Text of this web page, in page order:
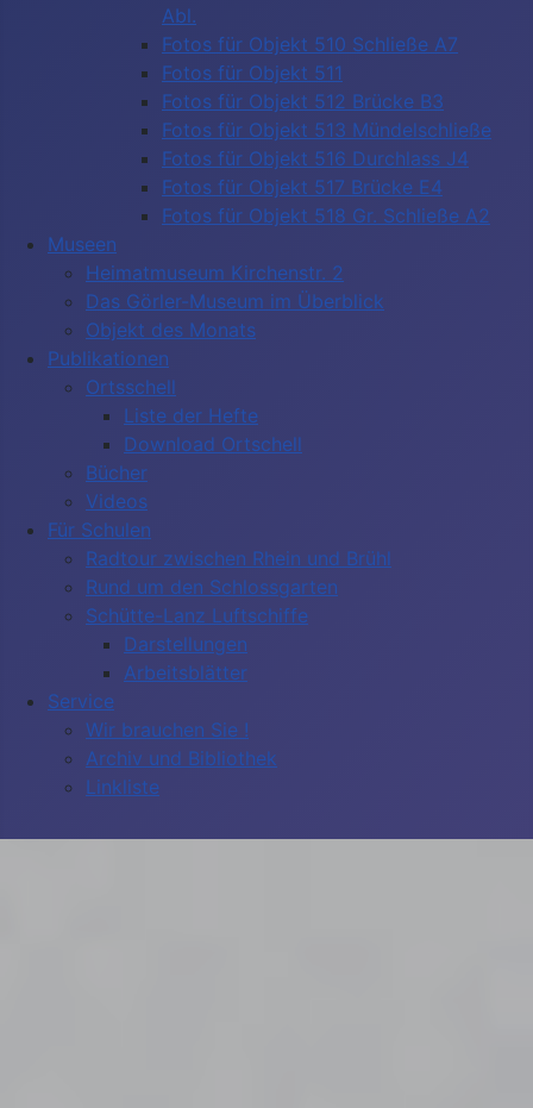
Abl.
Fotos für Objekt 510 Schließe A7
Fotos für Objekt 511
Fotos für Objekt 512 Brücke B3
Fotos für Objekt 513 Mündelschließe
Fotos für Objekt 516 Durchlass J4
Fotos für Objekt 517 Brücke E4
Fotos für Objekt 518 Gr. Schließe A2
Museen
Heimatmuseum Kirchenstr. 2
Das Görler-Museum im Überblick
Objekt des Monats
Publikationen
Ortsschell
Liste der Hefte
Download Ortschell
Bücher
Videos
Für Schulen
Radtour zwischen Rhein und Brühl
Rund um den Schlossgarten
Schütte-Lanz Luftschiffe
Darstellungen
Arbeitsblätter
Service
Wir brauchen Sie !
Archiv und Bibliothek
Linkliste